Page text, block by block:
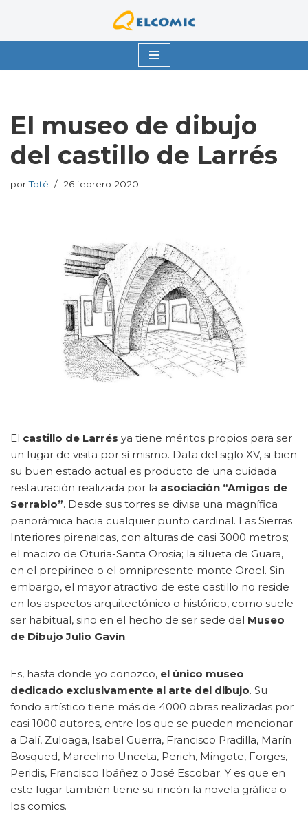
contenido
El museo de dibujo
del castillo de Larrés
porToté 26 febrero 2020
El castillo de Larrés ya tiene méritos propios para ser
un lugar de visita por sí mismo. Data del siglo XV, si bien
su buen estado actual es producto de una cuidada
restauración realizada por la asociación “Amigos de
Serrablo”. Desde sus torres se divisa una magnífica
panorámica hacia cualquier punto cardinal. Las Sierras
Interiores pirenaicas, con alturas de casi 3000 metros;
el macizo de Oturia-Santa Orosia; la silueta de Guara,
en el prepirineo o el omnipresente monte Oroel. Sin
embargo, el mayor atractivo de este castillo no reside
en los aspectos arquitectónico o histórico, como suele
ser habitual, sino en el hecho de ser sede del Museo
de Dibujo Julio Gavín.
Es, hasta donde yo conozco, el único museo
dedicado exclusivamente al arte del dibujo. Su
fondo artístico tiene más de 4000 obras realizadas por
casi 1000 autores, entre los que se pueden mencionar
a Dalí, Zuloaga, Isabel Guerra, Francisco Pradilla, Marín
Bosqued, Marcelino Unceta, Perich, Mingote, Forges,
Peridis, Francisco Ibáñez o José Escobar. Y es que en
este lugar también tiene su rincón la novela gráfica o
los comics.